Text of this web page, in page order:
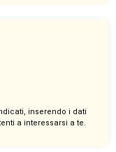
inserendo i dati
a interessarsi a te.